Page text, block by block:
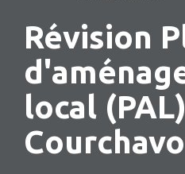
Révision
local